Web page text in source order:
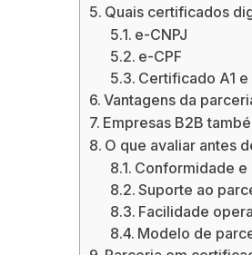
Quais certificados
e-CNPJ
e-CPF
Certificado A1 e
Vantagens da
Empresas B2B
O que avaliar antes
Conformidade
Suporte ao
Facilidade
Modelo de